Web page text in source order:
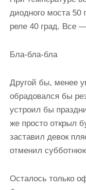
диодного моста 50
реле 40 град. Все
Бла-бла-бла
Другой бы, менее
обрадовался бы
устроил бы
же просто открыл
заставил девок
отменил
Осталось только